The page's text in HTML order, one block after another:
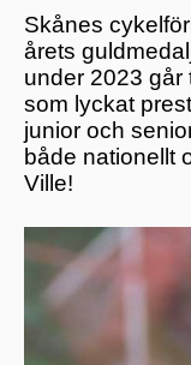
Skånes
årets
under 2023 går
som lyckat
junior och
både nationellt
Ville!